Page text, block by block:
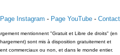
Page Instagram - Page YouTube- Contact
mentionnent "Gratuit et Libre de droits" (en
sont mis à disposition gratuitement et
commerciaux ou non, et dans le monde entier.